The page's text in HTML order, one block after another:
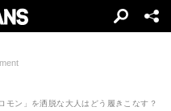
モン」を洒脱な大人はどう履きこなす？ 5